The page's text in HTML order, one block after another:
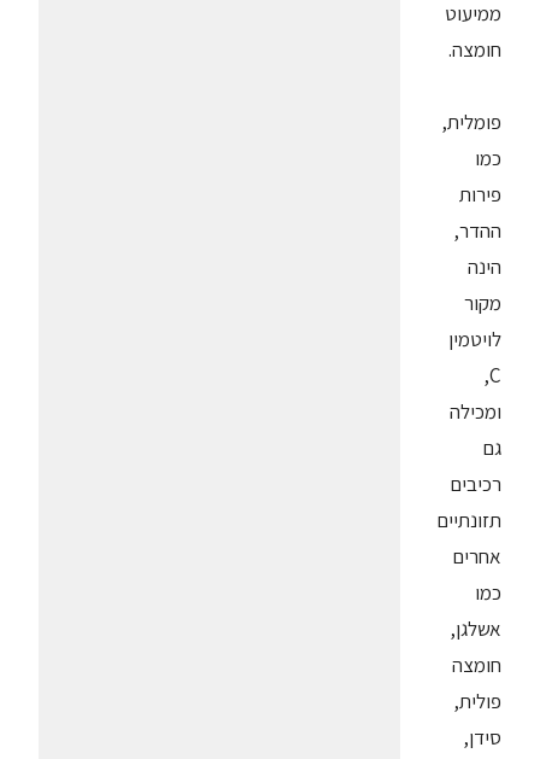
ממיעוט
חומצה.
פומלית,
כמו
פירות
ההדר,
הינה
מקור
לויטמין
C,
ומכילה
גם
רכיבים
תזונתיים
אחרים
כמו
אשלגן,
חומצה
פולית,
סידן,